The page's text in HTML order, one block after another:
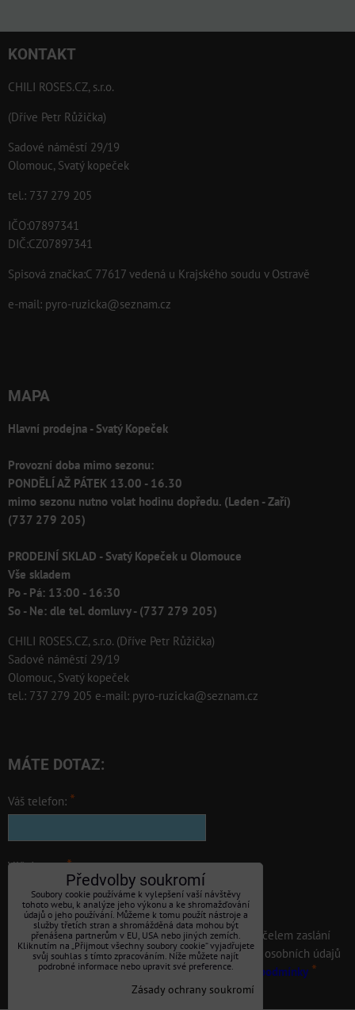
KONTAKT
CHILI ROSES.CZ, s.r.o.
(Dříve Petr Růžička)
Sadové náměstí 29/19
Olomouc, Svatý kopeček
tel.: 737 279 205
IČO:07897341
DIČ:CZ07897341
Spisová značka:C 77617 vedená u Krajského soudu v Ostravě
e-mail: pyro-ruzicka@seznam.cz
MAPA
Hlavní prodejna - Svatý Kopeček
Provozní doba mimo sezonu:
PONDĚLÍ AŽ PÁTEK 13.00 - 16.30
mimo sezonu nutno volat hodinu dopředu. (Leden - Zaří)
(737 279 205)
PRODEJNÍ SKLAD - Svatý Kopeček u Olomouce
Vše skladem
Po - Pá: 13:00 - 16:30
So - Ne: dle tel. domluvy - (737 279 205)
CHILI ROSES.CZ, s.r.o. (Dříve Petr Růžička)
Sadové náměstí 29/19
Olomouc, Svatý kopeček
tel.: 737 279 205 e-mail: pyro-ruzicka@seznam.cz
MÁTE DOTAZ:
Váš telefon: *
Váš dotaz: :*
Souhlasím se zpracováním osobních údajů za účelem zaslání
odpovědi. Seznámil jsem se s podmínkami ochrany osobních údajů
uvedenými v obchodních podmínkách.Obchodní - podmínky *
Předvolby soukromí
Soubory cookie používáme k vylepšení vaší návštěvy
tohoto webu, k analýze jeho výkonu a ke shromažďování
údajů o jeho používání. Můžeme k tomu použít nástroje a
služby třetích stran a shromážděná data mohou být
přenášena partnerům v EU, USA nebo jiných zemích.
Kliknutím na „Přijmout všechny soubory cookie“ vyjadřujete
svůj souhlas s tímto zpracováním. Níže můžete najít
podrobné informace nebo upravit své preference.
Zásady ochrany soukromí